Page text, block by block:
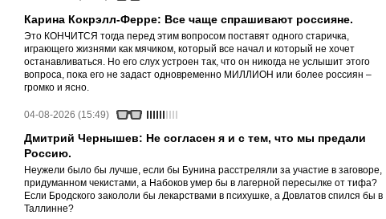
Карина Кокрэлл-Ферре: Все чаще спрашивают россияне.
Это КОНЧИТСЯ тогда перед этим вопросом поставят одного старичка,
играющего жизнями как мячиком, который все начал и который не хочет
останавливаться. Но его слух устроен так, что он никогда не услышит этого
вопроса, пока его не задаст одновременно МИЛЛИОН или более россиян –
громко и ясно.
04-08-2026 (15:49)
Дмитрий Чернышев: Не согласен я и с тем, что мы предали
Россию.
Неужели было бы лучше, если бы Бунина расстреляли за участие в заговоре,
придуманном чекистами, а Набоков умер бы в лагерной пересылке от тифа?
Если Бродского закололи бы лекарствами в психушке, а Довлатов спился бы в
Таллинне?